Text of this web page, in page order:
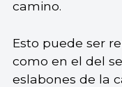
camino.
Esto puede ser
como en el del
eslabones de la